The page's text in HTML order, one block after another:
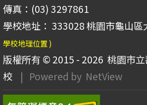
傳真：(03) 3297861
學校地址： 333028 桃園市龜山區
學校地理位置 )
版權所有 © 2015 - 2026 桃園市
校
| Powered by NetView